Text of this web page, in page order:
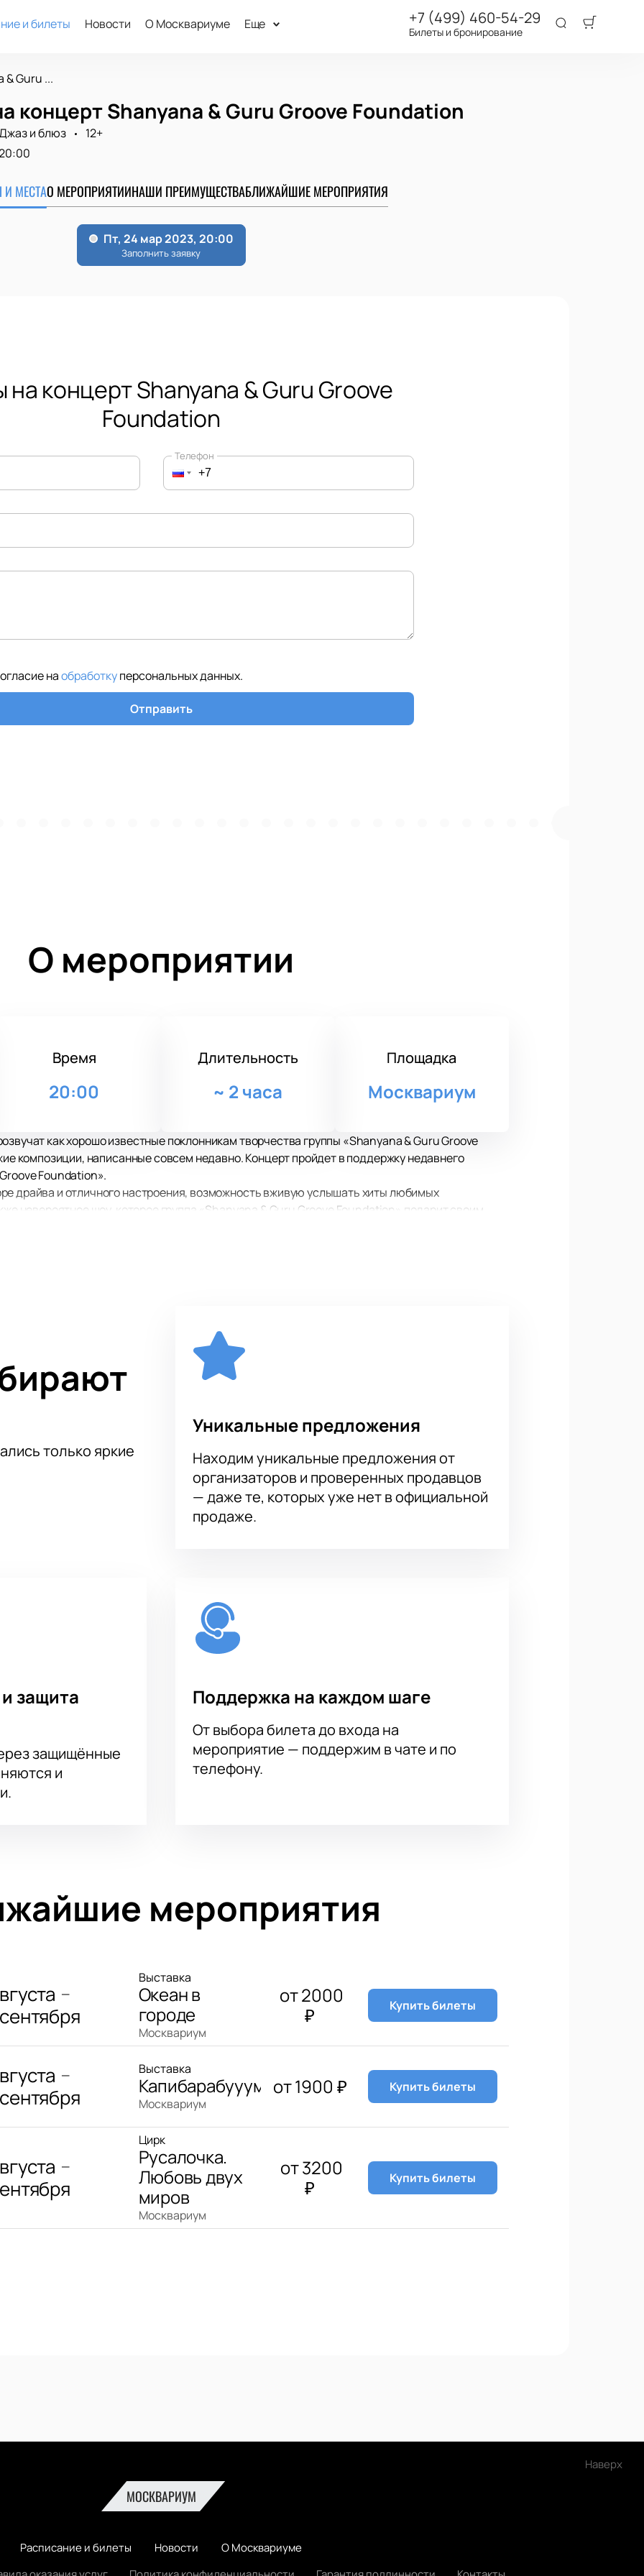
и билеты Новости О Москвариуме Еще +7 (499) 460-54-29
Билеты и бронирование
& Guru ...
концерт Shanyana & Guru Groove Foundation
и блюз
12+
МЕСТАО МЕРОПРИЯТИИНАШИ ПРЕИМУЩЕСТВАБЛИЖАЙШИЕ МЕРОПРИЯТИЯ
на концерт Shanyana & Guru Groove
Foundation
Телефон
наобработкуперсональных данных.
Отправить
О мероприятии
Время
20:00
Длительность
~ 2 часа
Площадка
Москвариум
как хорошо известные поклонникам творчества группы «Shanyana & Guru Groove
композиции, написанные совсем недавно. Концерт пройдет в поддержку недавнего
Foundation».
драйва и отличного настроения, возможность вживую услышать хиты любимых
невероятное шоу, которое группа «Shanyana & Guru Groove Foundation» подарит своим
только яркие
Уникальные предложения
Находим уникальные предложения от
организаторов и проверенных продавцов
— даже те, которых уже нет в официальной
продаже.
защита
защищённые
и
Поддержка на каждом шаге
От выбора билета до входа на
мероприятие — поддержим в чате и по
телефону.
мероприятия
—
Выставка
Океан в
городе
Москвариум
от2000
₽
Купить билеты
— Выставка
Капибарабууум
Москвариум
от1900 ₽ Купить билеты
—
Цирк
Русалочка.
Любовь двух
миров
Москвариум
от3200
₽
Купить билеты
Наверх
МОСКВАРИУМ
Расписание и билеты Новости
О Москвариуме